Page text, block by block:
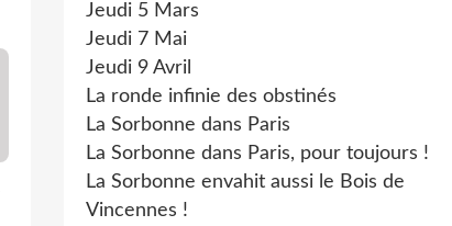
Jeudi 5 Mars
Jeudi 7 Mai
Jeudi 9 Avril
La ronde infinie des obstinés
La Sorbonne dans Paris
La Sorbonne dans Paris, pour toujours !
La Sorbonne envahit aussi le Bois de
Vincennes !